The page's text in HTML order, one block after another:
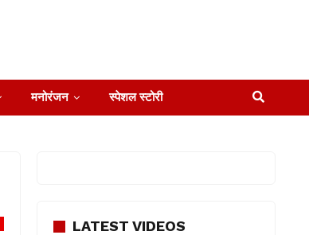
मनोरंजन स्पेशल स्टोरी
LATEST VIDEOS